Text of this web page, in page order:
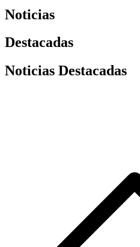
Noticias
Destacadas
Noticias Destacadas